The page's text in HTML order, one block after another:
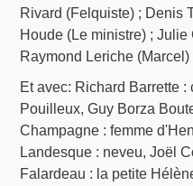
Rivard (Felquiste) ; Denis
Houde (Le ministre) ;
Raymond Leriche
Et avec: Richard Barrette
Pouilleux, Guy Borza
Champagne : femme
Landesque : neveu, Joël
Falardeau : la petite